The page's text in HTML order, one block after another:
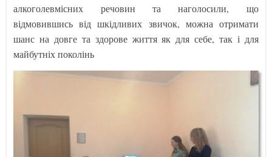
алкоголевмісних речовин та наголосили, що
відмовившись від шкідливих звичок, можна отримати
шанс на довге та здорове життя як для себе, так і для
майбутніх поколінь